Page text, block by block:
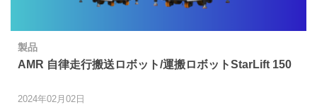
製品
AMR 自律走行搬送ロボット/運搬ロボットStarLift 150
2024年02月02日